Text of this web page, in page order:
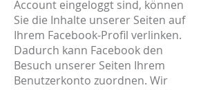
Account eingeloggt sind, können
Sie die Inhalte unserer Seiten auf
Ihrem Facebook-Profil verlinken.
Dadurch kann Facebook den
Besuch unserer Seiten Ihrem
Benutzerkonto zuordnen. Wir